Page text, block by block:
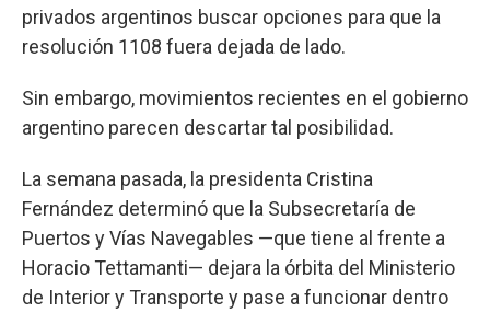
privados argentinos buscar opciones para que la
resolución 1108 fuera dejada de lado.
Sin embargo, movimientos recientes en el gobierno
argentino parecen descartar tal posibilidad.
La semana pasada, la presidenta Cristina
Fernández determinó que la Subsecretaría de
Puertos y Vías Navegables —que tiene al frente a
Horacio Tettamanti— dejara la órbita del Ministerio
de Interior y Transporte y pase a funcionar dentro